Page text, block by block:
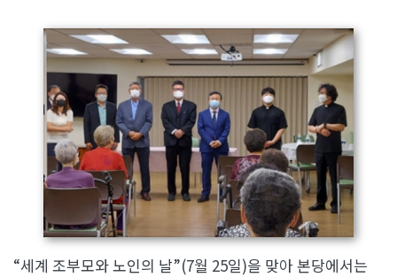
“세계 조부모와 노인의 날”(7월 25일)을 맞아 본당에서는